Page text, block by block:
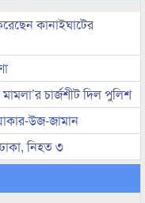
কানাইঘাটের
চার্জশীট দিল পুলিশ
উজ-জামান
নিহত ৩